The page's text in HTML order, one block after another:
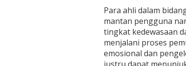
Para ahli dalam
mantan pengguna
tingkat kedewasaan
menjalani proses
emosional dan